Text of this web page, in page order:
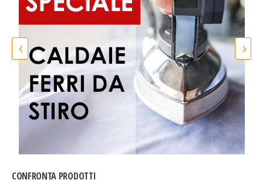
‹ ›
CONFRONTA PRODOTTI